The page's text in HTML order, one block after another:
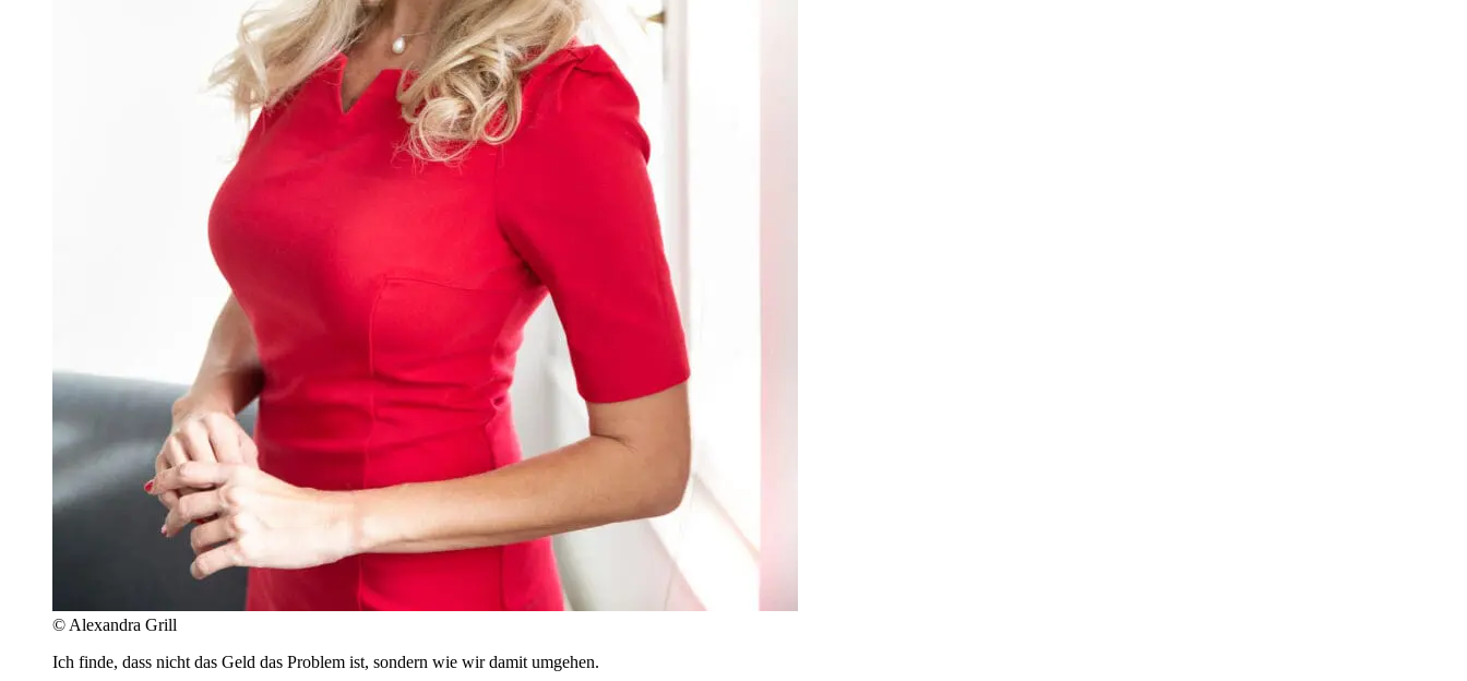
© Alexandra Grill
Ich finde, dass nicht das Geld das Problem ist, sondern wie wir damit umgehen.